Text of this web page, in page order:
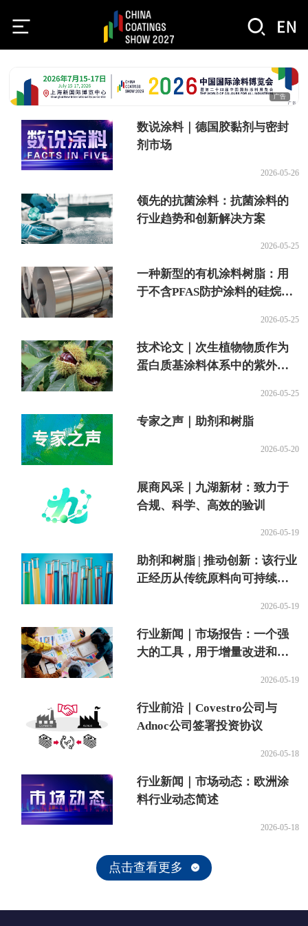
广告
数说涂料｜德国胶黏剂与密封
剂市场
2026-05-26
领先的抗菌涂料：抗菌涂料的
行业趋势和创新解决方案
2026-05-25
一种新型的有机涂料树脂：用
于不含PFAS防护涂料的硅烷化
2026-05-25
技术论文｜次生植物物质作为
蛋白质基涂料体系中的紫外线
2026-05-25
专家之声｜助剂和树脂
2026-05-20
展商风采｜九湖新材：致力于
合规、科学、高效的验训
2026-05-19
助剂和树脂 | 推动创新：该行业
正经历从传统原料向可持续发
2026-05-19
行业新闻｜市场报告：一个强
大的工具，用于增量改进和未
2026-05-19
行业前沿｜Covestro公司与
Adnoc公司签署投资协议
2026-05-18
行业新闻｜市场动态：欧洲涂
料行业动态简述
2026-05-18
点击查看更多